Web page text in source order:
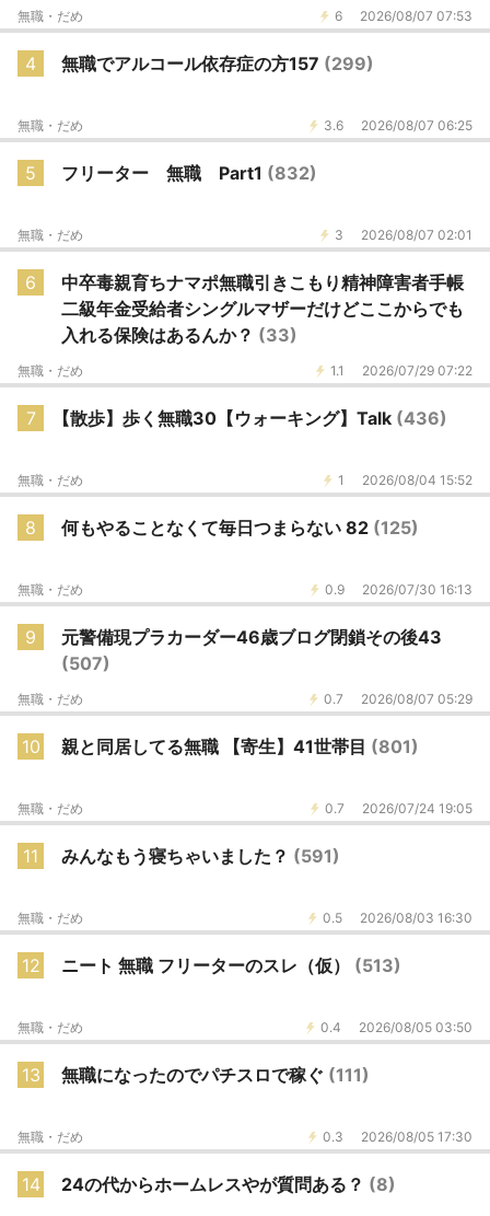
6 2026/08/07 07:53
無職・だめ
4 無職でアルコール依存症の方157 (299)
3.6 2026/08/07 06:25
無職・だめ
5 フリーター 無職 Part1 (832)
3 2026/08/07 02:01
無職・だめ
6
中卒毒親育ちナマポ無職引きこもり精神障害者手帳
二級年金受給者シングルマザーだけどここからでも
入れる保険はあるんか？ (33)
1.1 2026/07/29 07:22
無職・だめ
7 【散歩】歩く無職30【ウォーキング】Talk (436)
1 2026/08/04 15:52
無職・だめ
8 何もやることなくて毎日つまらない 82 (125)
0.9 2026/07/30 16:13
無職・だめ
9
元警備現プラカーダー46歳ブログ閉鎖その後43
(507)
0.7 2026/08/07 05:29
無職・だめ
10 親と同居してる無職 【寄生】41世帯目 (801)
0.7 2026/07/24 19:05
無職・だめ
11 みんなもう寝ちゃいました？ (591)
0.5 2026/08/03 16:30
無職・だめ
12 ニート 無職 フリーターのスレ（仮） (513)
0.4 2026/08/05 03:50
無職・だめ
13 無職になったのでパチスロで稼ぐ (111)
0.3 2026/08/05 17:30
無職・だめ
14 24の代からホームレスやが質問ある？ (8)